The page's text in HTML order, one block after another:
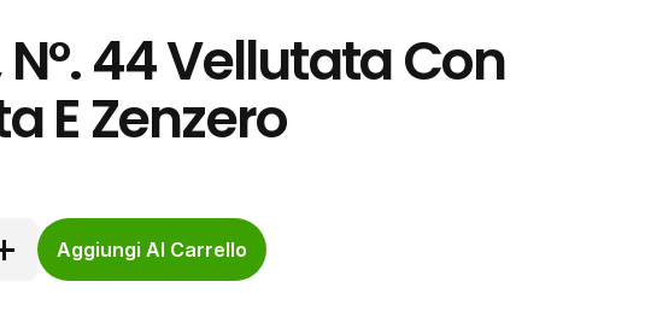
44 Vellutata Con
E Zenzero
Aggiungi Al Carrello